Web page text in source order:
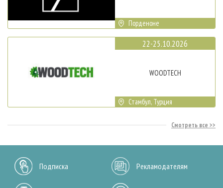
Порденоне
22-25.10.2026
WOODTECH
Стамбул, Турция
Смотреть все
Подписка Рекламодателям